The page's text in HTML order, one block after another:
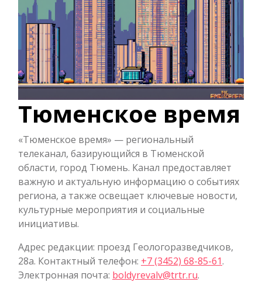
Тюменское время
«Тюменское время» — региональный
телеканал, базирующийся в Тюменской
области, город Тюмень. Канал предоставляет
важную и актуальную информацию о событиях
региона, а также освещает ключевые новости,
культурные мероприятия и социальные
инициативы.
Адрес редакции: проезд Геологоразведчиков,
28а. Контактный телефон: +7 (3452) 68-85-61.
Электронная почта: boldyrevalv@trtr.ru.